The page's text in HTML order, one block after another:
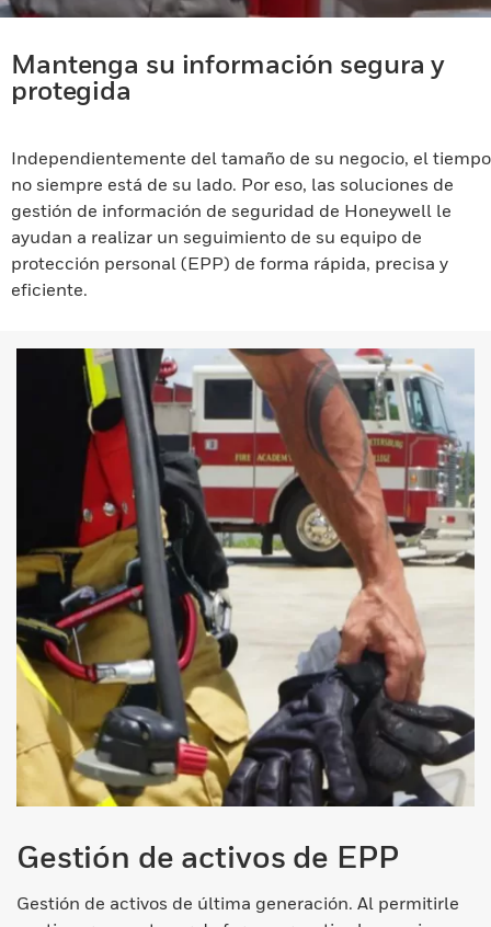
Mantenga su información segura y
protegida
Independientemente del tamaño de su negocio, el tiempo
no siempre está de su lado. Por eso, las soluciones de
gestión de información de seguridad de Honeywell le
ayudan a realizar un seguimiento de su equipo de
protección personal (EPP) de forma rápida, precisa y
eficiente.
Gestión de activos de EPP
Gestión de activos de última generación. Al permitirle